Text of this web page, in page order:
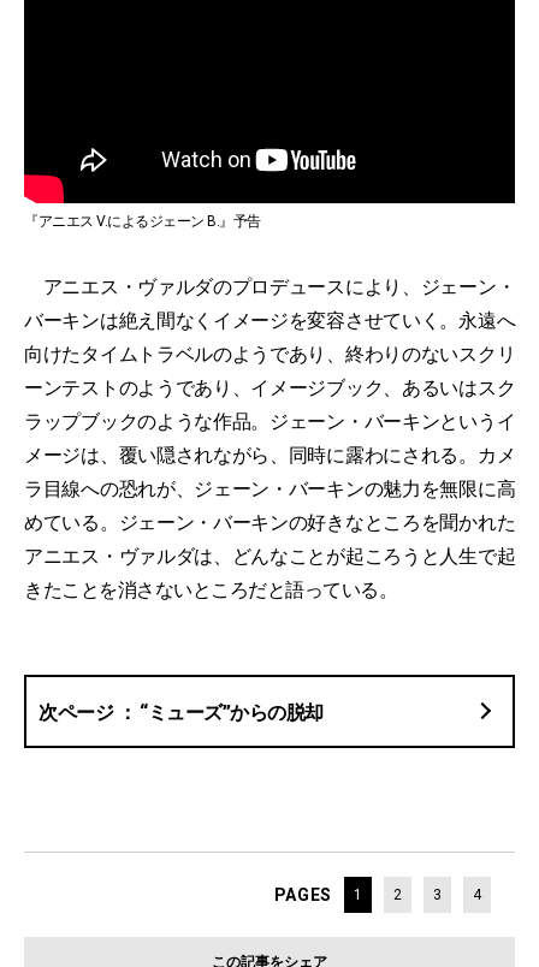
『アニエス V.によるジェーン B.』予告
アニエス・ヴァルダのプロデュースにより、ジェーン・
バーキンは絶え間なくイメージを変容させていく。永遠へ
向けたタイムトラベルのようであり、終わりのないスクリ
ーンテストのようであり、イメージブック、あるいはスク
ラップブックのような作品。ジェーン・バーキンというイ
メージは、覆い隠されながら、同時に露わにされる。カメ
ラ目線への恐れが、ジェーン・バーキンの魅力を無限に高
めている。ジェーン・バーキンの好きなところを聞かれた
アニエス・ヴァルダは、どんなことが起ころうと人生で起
きたことを消さないところだと語っている。
“ミューズ”からの脱却
PAGES 1 2 3 4
この記事をシェア